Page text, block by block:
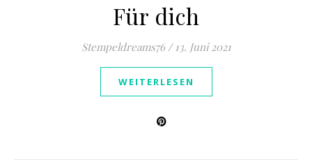
Für dich
Stempeldreams76 / 13. Juni 2021
WEITERLESEN